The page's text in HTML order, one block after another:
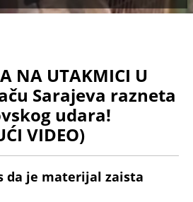
NA UTAKMICI U
Sarajeva razneta
udara!
VIDEO)
da je materijal zaista